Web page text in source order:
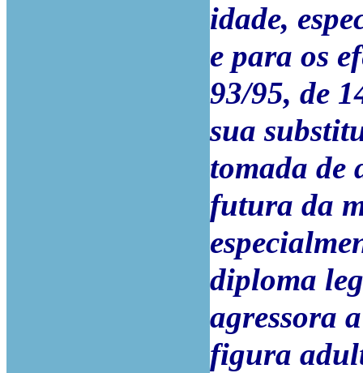
idade,
e para os
93/95, de
sua
tomada de
futura da
diploma
agressora
figura